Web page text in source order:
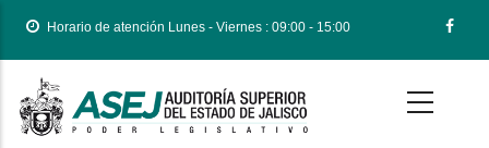
principal
Horario de atención Lunes - Viernes : 09:00 - 15:00